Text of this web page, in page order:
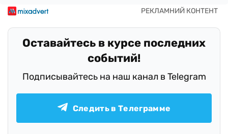
Оставайтесь в курсе последних
событий!
Подписывайтесь на наш канал в Telegram
Следить в Телеграмме